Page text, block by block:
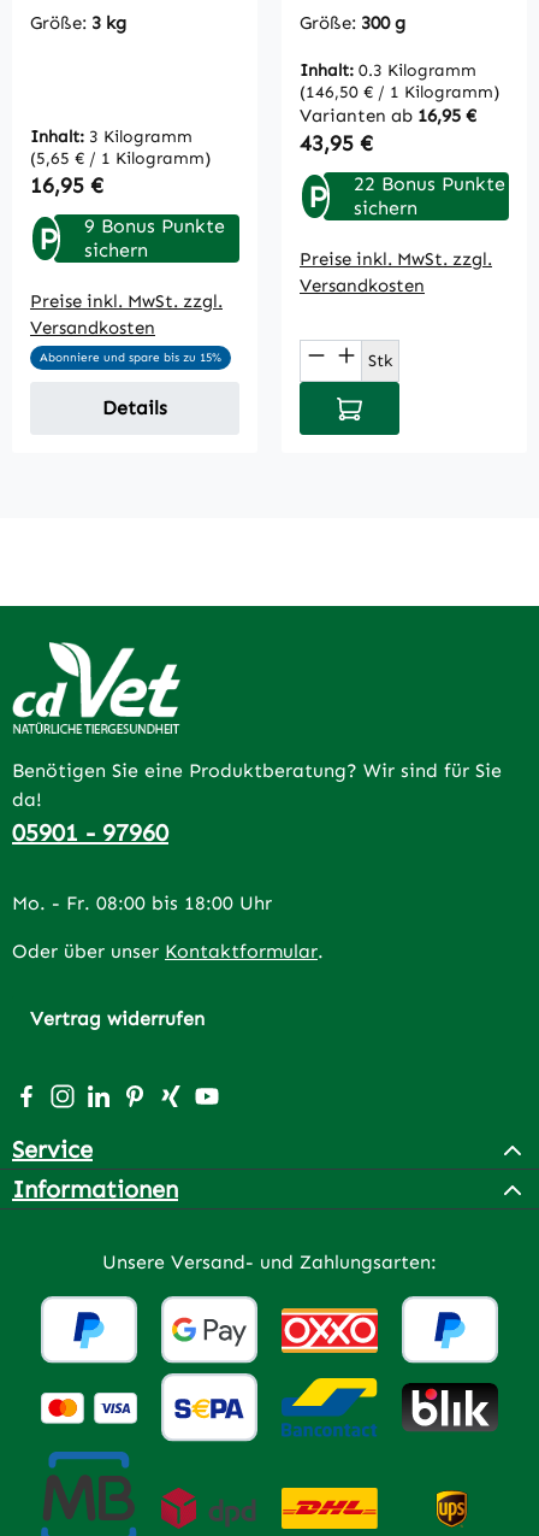
Größe: 3 kg
Inhalt: 3 Kilogramm
(5,65 € / 1 Kilogramm)
Regulärer Preis:
16,95 €
P
9 Bonus Punkte
sichern
Preise inkl. MwSt. zzgl.
Versandkosten
Abonniere und spare bis zu 15%
Details
Größe: 300 g
Inhalt: 0.3 Kilogramm
(146,50 € / 1 Kilogramm)
Varianten ab 16,95 €
Regulärer Preis:
43,95 €
P
22 Bonus Punkte
sichern
Preise inkl. MwSt. zzgl.
Versandkosten
Produkt Anzahl:
Stk
In den Warenkorb
Benötigen Sie eine Produktberatung? Wir sind für Sie
da!
05901 - 97960
Mo. - Fr. 08:00 bis 18:00 Uhr
Oder über unser Kontaktformular.
Vertrag widerrufen
Besuche uns auf Facebook – öffnet in neuem Tab
Schau auf Instagram vorbei – öffnet in neuem Tab
Vernetze dich mit uns auf LinkedIn – öffnet in
Lass dich auf Pinterest inspirieren – öffnet
Vernetze dich mit uns auf Xing – öffnet
Sieh dir unsere Videos auf YouTube
Service
Informationen
Unsere Versand- und Zahlungsarten: